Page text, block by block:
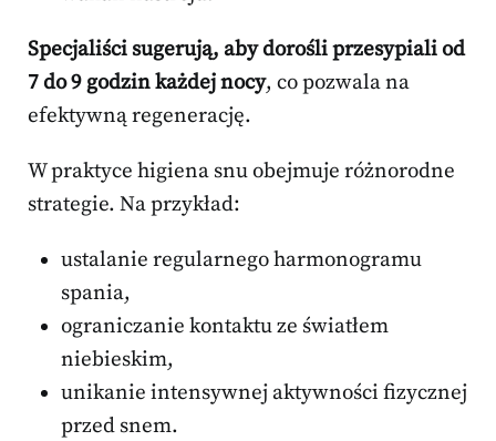
Specjaliści sugerują, aby dorośli przesypiali od
7 do 9 godzin każdej nocy, co pozwala na
efektywną regenerację.
W praktyce higiena snu obejmuje różnorodne
strategie. Na przykład:
ustalanie regularnego harmonogramu
spania,
ograniczanie kontaktu ze światłem
niebieskim,
unikanie intensywnej aktywności fizycznej
przed snem.